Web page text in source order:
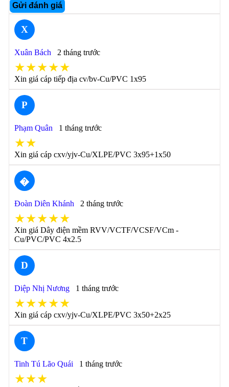
Gửi đánh giá
X
Xuân Bách 2 tháng trước
★★★★★
Xin giá cáp tiếp địa cv/bv-Cu/PVC 1x95
P
Phạm Quân 1 tháng trước
★★
Xin giá cáp cxv/yjv-Cu/XLPE/PVC 3x95+1x50
�
Đoàn Diên Khánh 2 tháng trước
★★★★★
Xin giá Dây điện mềm RVV/VCTF/VCSF/VCm -
Cu/PVC/PVC 4x2.5
D
Diệp Nhị Nương 1 tháng trước
★★★★★
Xin giá cáp cxv/yjv-Cu/XLPE/PVC 3x50+2x25
T
Tinh Tú Lão Quái 1 tháng trước
★★★